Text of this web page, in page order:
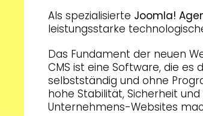
Als spezialisierte Joomla!
leistungsstarke
Das Fundament der neuen
CMS ist eine Software, die
selbstständig und ohne
hohe Stabilität, Sicherheit
Unternehmens-Websites